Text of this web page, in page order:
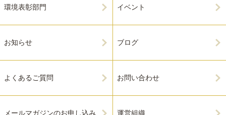
環境表彰部門 イベント
お知らせ ブログ
よくあるご質問 お問い合わせ
メールマガジンのお申し込み 運営組織